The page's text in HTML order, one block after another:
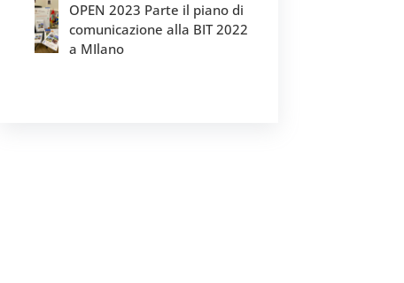
OPEN 2023 Parte il piano di
comunicazione alla BIT 2022
a MIlano